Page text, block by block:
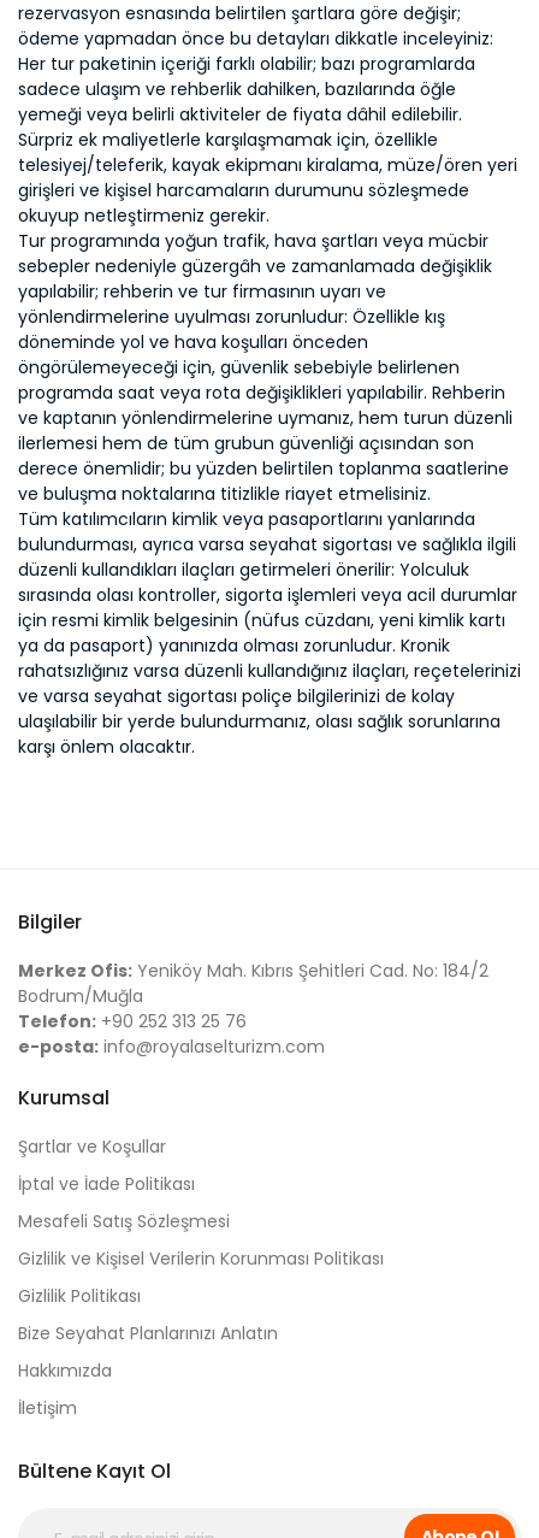
rezervasyon esnasında belirtilen şartlara göre değişir;
ödeme yapmadan önce bu detayları dikkatle inceleyiniz:
Her tur paketinin içeriği farklı olabilir; bazı programlarda
sadece ulaşım ve rehberlik dahilken, bazılarında öğle
yemeği veya belirli aktiviteler de fiyata dâhil edilebilir.
Sürpriz ek maliyetlerle karşılaşmamak için, özellikle
telesiyej/teleferik, kayak ekipmanı kiralama, müze/ören yeri
girişleri ve kişisel harcamaların durumunu sözleşmede
okuyup netleştirmeniz gerekir.
Tur programında yoğun trafik, hava şartları veya mücbir
sebepler nedeniyle güzergâh ve zamanlamada değişiklik
yapılabilir; rehberin ve tur firmasının uyarı ve
yönlendirmelerine uyulması zorunludur: Özellikle kış
döneminde yol ve hava koşulları önceden
öngörülemeyeceği için, güvenlik sebebiyle belirlenen
programda saat veya rota değişiklikleri yapılabilir. Rehberin
ve kaptanın yönlendirmelerine uymanız, hem turun düzenli
ilerlemesi hem de tüm grubun güvenliği açısından son
derece önemlidir; bu yüzden belirtilen toplanma saatlerine
ve buluşma noktalarına titizlikle riayet etmelisiniz.
Tüm katılımcıların kimlik veya pasaportlarını yanlarında
bulundurması, ayrıca varsa seyahat sigortası ve sağlıkla ilgili
düzenli kullandıkları ilaçları getirmeleri önerilir: Yolculuk
sırasında olası kontroller, sigorta işlemleri veya acil durumlar
için resmi kimlik belgesinin (nüfus cüzdanı, yeni kimlik kartı
ya da pasaport) yanınızda olması zorunludur. Kronik
rahatsızlığınız varsa düzenli kullandığınız ilaçları, reçetelerinizi
ve varsa seyahat sigortası poliçe bilgilerinizi de kolay
ulaşılabilir bir yerde bulundurmanız, olası sağlık sorunlarına
karşı önlem olacaktır.
Bilgiler
Merkez Ofis: Yeniköy Mah. Kıbrıs Şehitleri Cad. No: 184/2
Bodrum/Muğla
Telefon: +90 252 313 25 76
e-posta: info@royalaselturizm.com
Kurumsal
Şartlar ve Koşullar
İptal ve İade Politikası
Mesafeli Satış Sözleşmesi
Gizlilik ve Kişisel Verilerin Korunması Politikası
Gizlilik Politikası
Bize Seyahat Planlarınızı Anlatın
Hakkımızda
İletişim
Bültene Kayıt Ol